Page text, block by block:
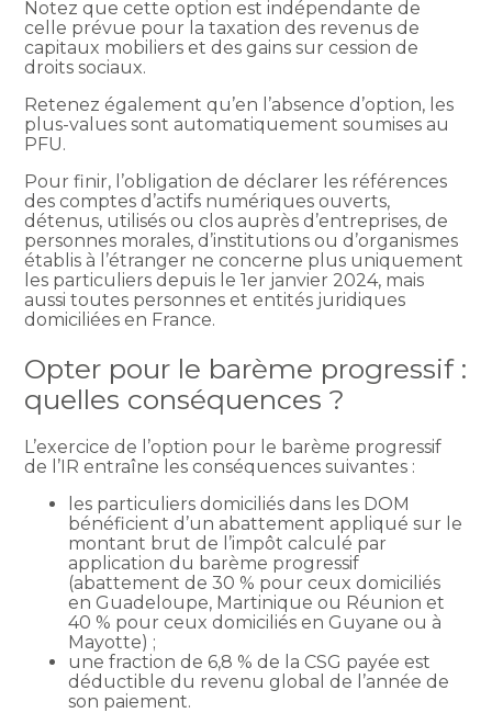
Notez que cette option est indépendante de
celle prévue pour la taxation des revenus de
capitaux mobiliers et des gains sur cession de
droits sociaux.
Retenez également qu’en l’absence d’option, les
plus-values sont automatiquement soumises au
PFU.
Pour finir, l’obligation de déclarer les références
des comptes d’actifs numériques ouverts,
détenus, utilisés ou clos auprès d’entreprises, de
personnes morales, d’institutions ou d’organismes
établis à l’étranger ne concerne plus uniquement
les particuliers depuis le 1er janvier 2024, mais
aussi toutes personnes et entités juridiques
domiciliées en France.
Opter pour le barème progressif :
quelles conséquences ?
L’exercice de l’option pour le barème progressif
de l’IR entraîne les conséquences suivantes :
les particuliers domiciliés dans les DOM
bénéficient d’un abattement appliqué sur le
montant brut de l’impôt calculé par
application du barème progressif
(abattement de 30 % pour ceux domiciliés
en Guadeloupe, Martinique ou Réunion et
40 % pour ceux domiciliés en Guyane ou à
Mayotte) ;
une fraction de 6,8 % de la CSG payée est
déductible du revenu global de l’année de
son paiement.